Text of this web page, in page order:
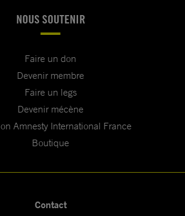
NOUS SOUTENIR
Faire un don
Devenir membre
Faire un legs
Devenir mécène
Amnesty International France
Boutique
Contact